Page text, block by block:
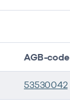
AGB-code
53530042